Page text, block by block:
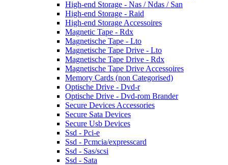
High-end Storage - Nas / Ndas / San
High-end Storage - Raid
High-end Storage Accessoires
Magnetic Tape - Rdx
Magnetische Tape - Lto
Magnetische Tape Drive - Lto
Magnetische Tape Drive - Rdx
Magnetische Tape Drive Accessoires
Memory Cards (non Categorised)
Optische Drive - Dvd-r
Optische Drive - Dvd-rom Brander
Secure Devices Accessories
Secure Sata Devices
Secure Usb Devices
Ssd - Pci-e
Ssd - Pcmcia/expresscard
Ssd - Sas/scsi
Ssd - Sata